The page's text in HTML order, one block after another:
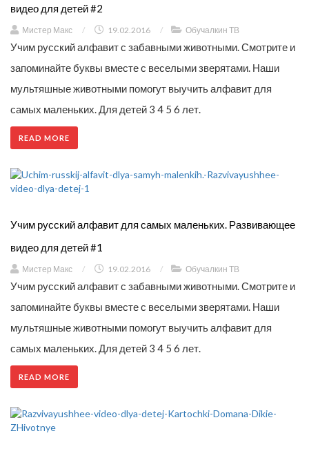
видео для детей #2
Мистер Макс / 19.02.2016 / Обучалкин ТВ
Учим русский алфавит с забавными животными. Смотрите и
запоминайте буквы вместе с веселыми зверятами. Наши
мультяшные животными помогут выучить алфавит для
самых маленьких. Для детей 3 4 5 6 лет.
READ MORE
Учим русский алфавит для самых маленьких. Развивающее
видео для детей #1
Мистер Макс / 19.02.2016 / Обучалкин ТВ
Учим русский алфавит с забавными животными. Смотрите и
запоминайте буквы вместе с веселыми зверятами. Наши
мультяшные животными помогут выучить алфавит для
самых маленьких. Для детей 3 4 5 6 лет.
READ MORE